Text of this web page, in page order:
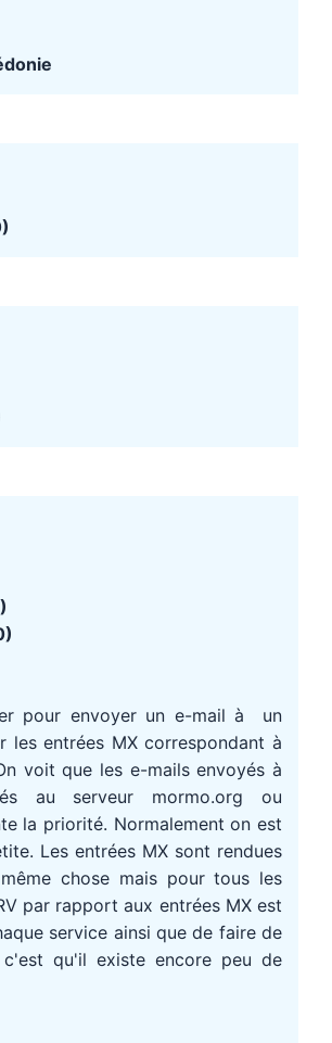
pour envoyer un e-mail à un
les entrées MX correspondant à
voit que les e-mails envoyés à
au serveur mormo.org ou
la priorité. Normalement on est
Les entrées MX sont rendues
chose mais pour tous les
par rapport aux entrées MX est
service ainsi que de faire de
qu'il existe encore peu de